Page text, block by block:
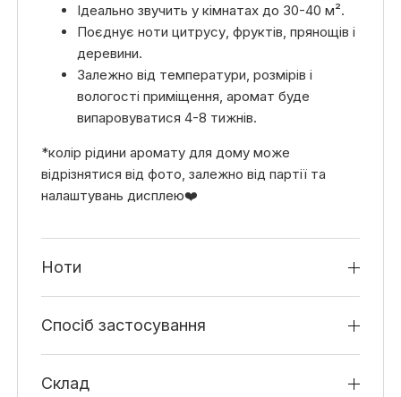
Ідеально звучить у кімнатах до 30-40 м².
Поєднує ноти цитрусу, фруктів, прянощів і
деревини.
Залежно від температури, розмірів і
вологості приміщення, аромат буде
випаровуватися 4-8 тижнів.
*колір рідини аромату для дому може
відрізнятися від фото, залежно від партії та
налаштувань дисплею❤️
Ноти
Спосіб застосування
Склад